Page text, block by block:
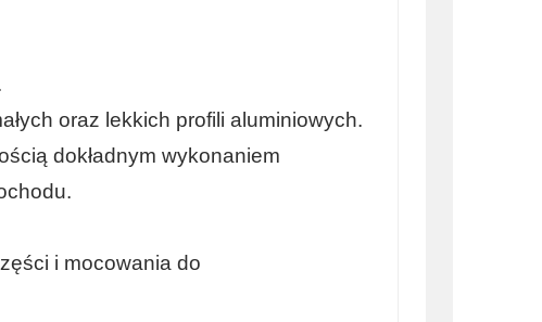
oraz lekkich profili aluminiowych.
dokładnym wykonaniem
i mocowania do